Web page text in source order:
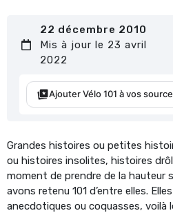
22 décembre 2010
Mis à jour le 23 avril
2022
Ajouter Vélo 101 à vos
Grandes histoires ou petites
ou histoires insolites, histoires
moment de prendre de la hauteur
avons retenu 101 d’entre elles.
anecdotiques ou coquasses, voilà